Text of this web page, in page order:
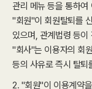
관리 메뉴 등을 통하
"회원"이 회원탈퇴를
있으며, 관계법령 등
"회사"는 이용자의 회
등의 사유로 즉시 탈퇴
2. "회원"이 이용계약